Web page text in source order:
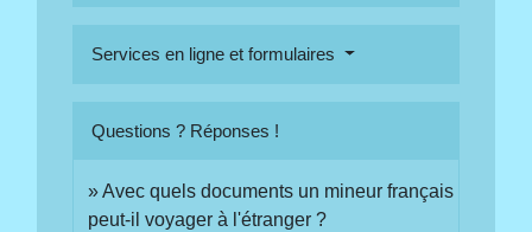
Services en ligne et formulaires
Questions ? Réponses !
Avec quels documents un mineur français
peut-il voyager à l'étranger ?